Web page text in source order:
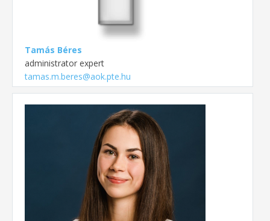
Tamás Béres
administrator expert
tamas.m.beres@aok.pte.hu